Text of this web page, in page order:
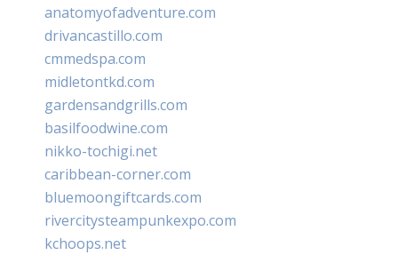
anatomyofadventure.com
drivancastillo.com
cmmedspa.com
midletontkd.com
gardensandgrills.com
basilfoodwine.com
nikko-tochigi.net
caribbean-corner.com
bluemoongiftcards.com
rivercitysteampunkexpo.com
kchoops.net